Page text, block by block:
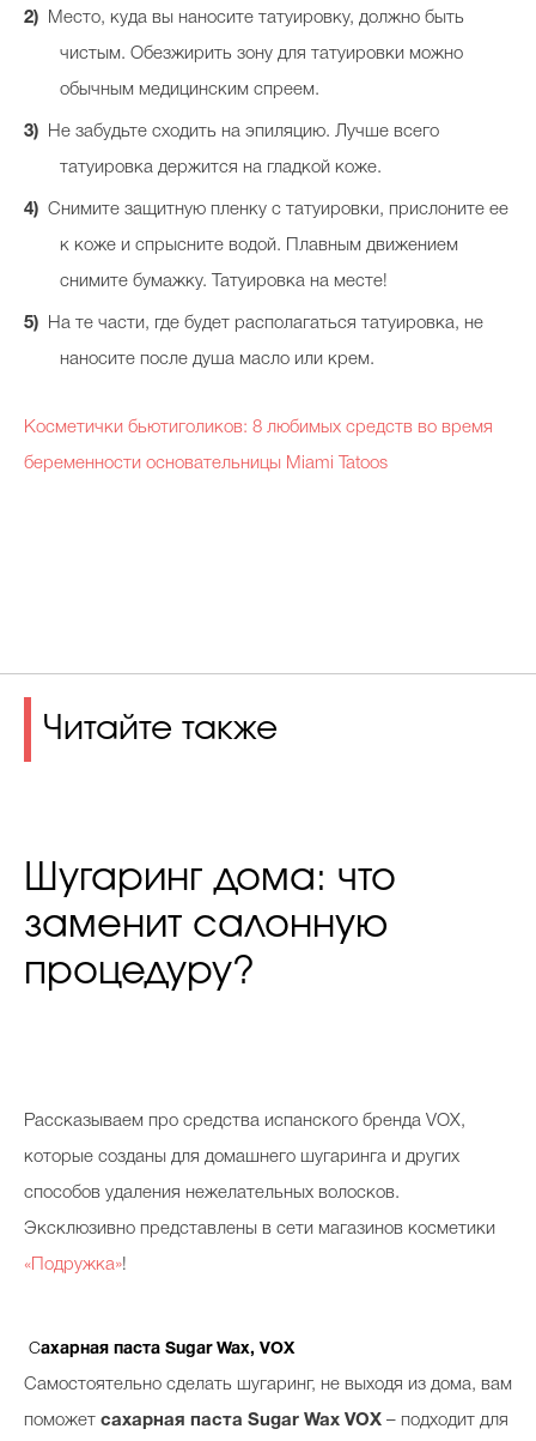
Место, куда вы наносите татуировку, должно быть
чистым. Обезжирить зону для татуировки можно
обычным медицинским спреем.
Не забудьте сходить на эпиляцию. Лучше всего
татуировка держится на гладкой коже.
Снимите защитную пленку с татуировки, прислоните ее
к коже и спрысните водой. Плавным движением
снимите бумажку. Татуировка на месте!
На те части, где будет располагаться татуировка, не
наносите после душа масло или крем.
Косметички бьютиголиков: 8 любимых средств во время
беременности основательницы Miami Tatoos
Читайте также
Шугаринг дома: что
заменит салонную
процедуру?
Рассказываем про средства испанского бренда VOX,
которые созданы для домашнего шугаринга и других
способов удаления нежелательных волосков.
Эксклюзивно представлены в сети магазинов косметики
«Подружка»!
Сахарная паста Sugar Wax, VOX
Самостоятельно сделать шугаринг, не выходя из дома, вам
поможет сахарная паста Sugar Wax VOX – подходит для